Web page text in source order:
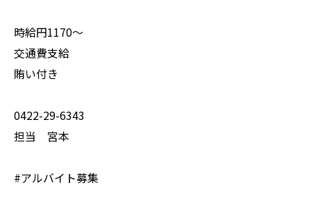
時給円1170〜
交通費支給
賄い付き
0422-29-6343
担当 宮本
#アルバイト募集